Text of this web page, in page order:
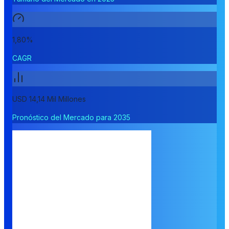
1,80%
CAGR
USD 14,14 Mil Millones
Pronóstico del Mercado para 2035